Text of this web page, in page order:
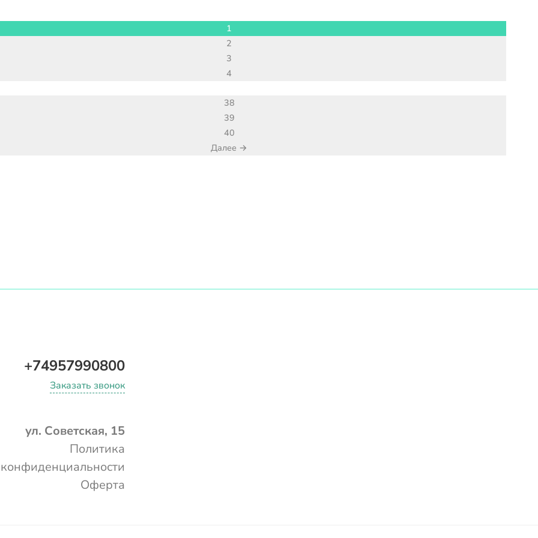
1
2
3
4
38
39
40
Далее →
+74957990800
Заказать звонок
ул. Советская, 15
Политика
конфиденциальности
Оферта